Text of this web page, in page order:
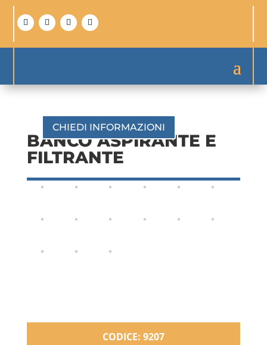
BANCO ASPIRANTE E
FILTRANTE
CHIEDI INFORMAZIONI
CODICE: 9207